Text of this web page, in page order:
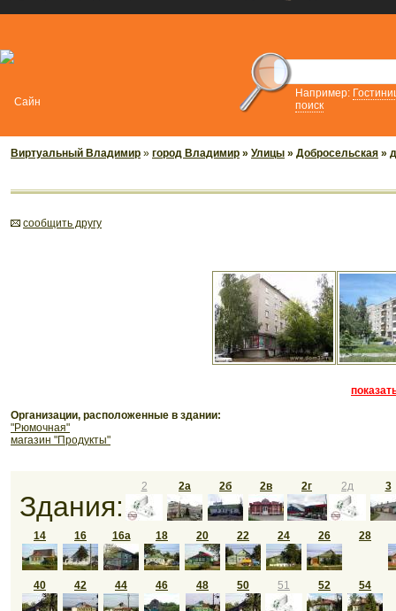
Например:
поиск
Виртуальный Владимир » город Владимир » Улицы » Добросельская »
cообщить другу
Организации, расположенные в здании:
"Рюмочная"
магазин "Продукты"
Здания:
2 2а 2б 2в 2г 2д 3
14 16 16а 18 20 22 24 26 28
40 42 44 46 48 50 51 52 54